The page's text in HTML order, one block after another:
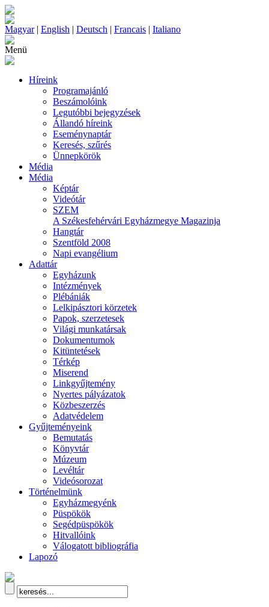
Magyar| English | Deutsch | Francais | Italiano
Menü
Híreink
Programajánló
Beszámolóink
Legutóbbi bejegyzések
Állandó híreink
Eseménynaptár
Keresés, szűrés
Ünnepkörök
Média
Média
Képtár
Videótár
SZEM
A Székesfehérvári Egyházmegye Magazinja
Hangtár
Szentföld 2008
Napi evangélium
Adattár
Egyházunk
Intézmények
Plébániák
Lelkipásztori körzetek
Papok, szerzetesek
Világi munkatársak
Dokumentumok
Kitüntetések
Térkép
Miserend
Linkgyűjtemény
Nyertes pályázatok
Közbeszerzés
Adatvédelem
Gyűjteményeink
Bemutatás
Könyvtár
Múzeum
Levéltár
Videósorozat
Történelmünk
Egyházmegyénk
Püspökök
Segédpüspökök
Hitvallóink
Válogatott bibliográfia
Lapozó